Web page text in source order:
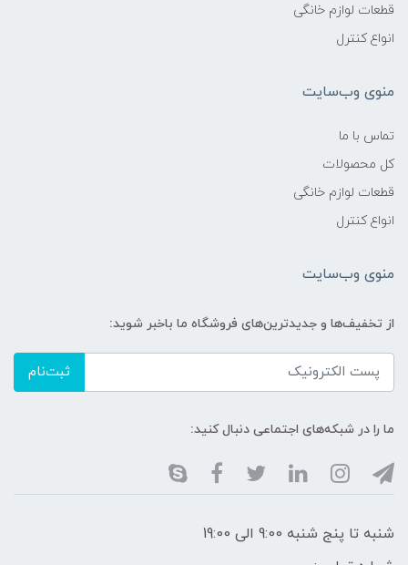
قطعات لوازم خانگی
انواع کنترل
منوی وب‌سایت
تماس با ما
کل محصولات
قطعات لوازم خانگی
انواع کنترل
منوی وب‌سایت
از تخفیف‌ها و جدیدترین‌های فروشگاه ما باخبر شوید:
ثبت‌نام
ما را در شبکه‌های اجتماعی دنبال کنید:
شنبه تا پنج شنبه 9:00 الی 19:00